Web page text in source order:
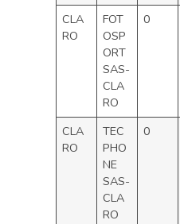
CLA
RO
FOT
OSP
ORT
SAS-
CLA
RO
0
CLA
RO
TEC
PHO
NE
SAS-
CLA
RO
0